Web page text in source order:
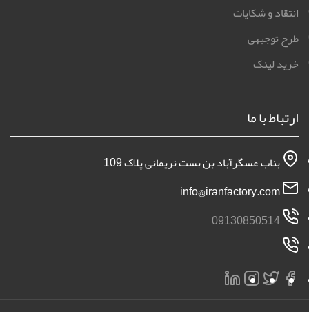
انتقاد و شکایات
طرح توجیهی
خرید لینک
ارتباط با ما
بناب عسگرآباد بن بست نریمانی پلاک 109
09130850514